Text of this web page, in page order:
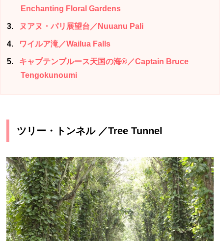
Enchanting Floral Gardens
3 ヌアヌ・パリ展望台／Nuuanu Pali
4 ワイルア滝／Wailua Falls
5
キャプテンブルース天国の海®／Captain Bruce
Tengokunoumi
ツリー・トンネル ／Tree Tunnel